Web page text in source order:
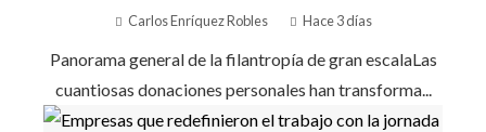
Carlos Enríquez Robles Hace 3 días
Panorama general de la filantropía de gran escalaLas
cuantiosas donaciones personales han transforma...